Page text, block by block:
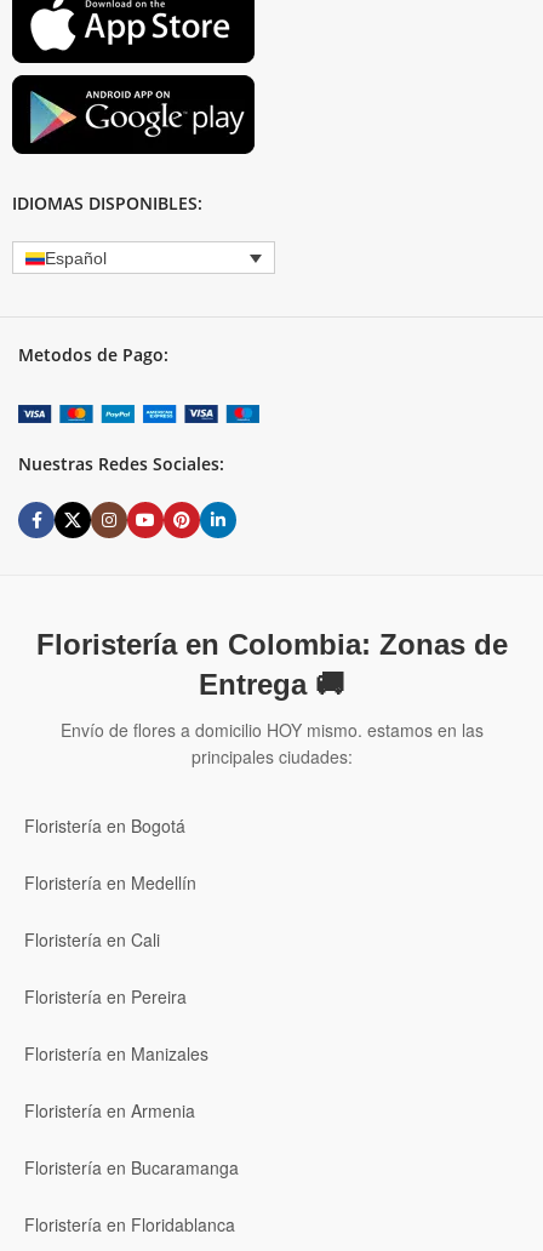
IDIOMAS DISPONIBLES:
Español
Metodos de Pago:
Nuestras Redes Sociales:
Floristería en Colombia: Zonas de
Entrega 🚚
Envío de flores a domicilio HOY mismo. estamos en las
principales ciudades:
Floristería en Bogotá
Floristería en Medellín
Floristería en Cali
Floristería en Pereira
Floristería en Manizales
Floristería en Armenia
Floristería en Bucaramanga
Floristería en Floridablanca